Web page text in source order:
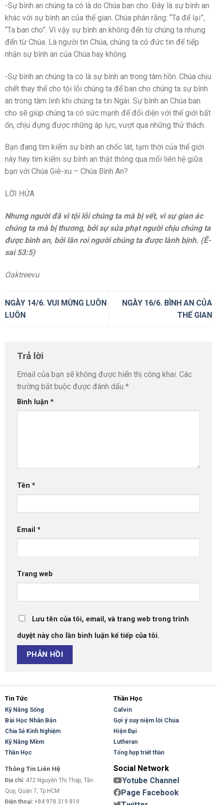
-Sự bình an chúng ta có là do Chúa ban cho. Đây là sự bình an
khác với sự bình an của thế gian. Chúa phán rằng: “Ta để lại”,
“Ta ban cho”. Vì vậy sự bình an không đến từ chúng ta nhưng
đến từ Chúa. Là người tin Chúa, chúng ta có đức tin để tiếp
nhận sự bình an của Chúa hay không.
-Sự bình an chúng ta có là sự bình an trong tâm hồn. Chúa chịu
chết thay thế cho tội lỗi chúng ta để ban cho chúng ta sự bình
an trong tâm linh khi chúng ta tin Ngài. Sự bình an Chúa ban
cho sẽ giúp chúng ta có sức mạnh để đối diện với thế giới bất
ổn, chịu đựng được những áp lực, vượt qua những thử thách.
Bạn đang tìm kiếm sự bình an chốc lát, tạm thời của thế giới
này hay tìm kiếm sự bình an thật thông qua mối liên hệ giữa
bạn với Chúa Giê-xu – Chúa Bình An?
LỜI HỨA
Nhưng người đã vì tội lỗi chúng ta mà bị vết, vì sự gian ác
chúng ta mà bị thương, bởi sự sửa phạt người chịu chúng ta
được bình an, bởi lằn roi người chúng ta được lành bịnh. (Ê-
sai 53:5)
Oaktreevu
NGÀY 14/6. VUI MỪNG LUÔN
LUÔN
NGÀY 16/6. BÌNH AN CỦA
THẾ GIAN
Trả lời
Email của bạn sẽ không được hiển thị công khai. Các
trường bắt buộc được đánh dấu *
Bình luận *
Tên *
Email *
Trang web
Lưu tên của tôi, email, và trang web trong trình
duyệt này cho lần bình luận kế tiếp của tôi.
Tin Tức
Kỹ Năng Sống
Bài Học Nhân Bản
Chia Sẻ Kinh Nghiệm
Kỹ Năng Mềm
Thần Học
Thần Học
Calvin
Gợi ý suy niệm lời Chúa
Hiện Đại
Lutheran
Tổng hợp triết thần
Thông Tin Liên Hệ
Địa chỉ: 472 Nguyễn Thị Thập, Tân
Quy, Quận 7, Tp.HCM
Điện thoại: +84.978.319.819
Social Network
Yotube Channel
Page Facebook